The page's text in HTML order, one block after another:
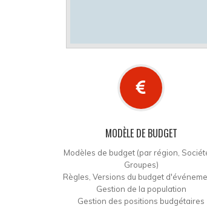
MODÈLE DE BUDGET
Modèles de budget (par région,
Groupes)
Règles, Versions du budget
Gestion de la population
Gestion des positions budgétaires